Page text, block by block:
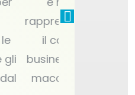
il core
Le
macchine